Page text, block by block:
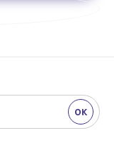
OK